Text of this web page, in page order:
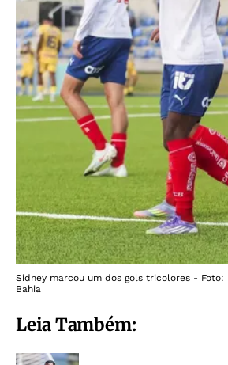
Sidney marcou um dos gols tricolores - Foto:
Bahia
Leia Também: